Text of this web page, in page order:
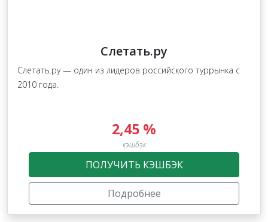
Слетать.ру
Слетать.ру — один из лидеров российского туррынка с
2010 года.
2,45 %
кэшбэк
ПОЛУЧИТЬ КЭШБЭК
Подробнее